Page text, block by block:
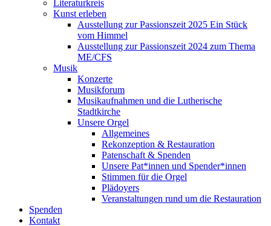
Literaturkreis
Kunst erleben
Ausstellung zur Passionszeit 2025 Ein Stück
vom Himmel
Ausstellung zur Passionszeit 2024 zum Thema
ME/CFS
Musik
Konzerte
Musikforum
Musikaufnahmen und die Lutherische
Stadtkirche
Unsere Orgel
Allgemeines
Rekonzeption & Restauration
Patenschaft & Spenden
Unsere Pat*innen und Spender*innen
Stimmen für die Orgel
Plädoyers
Veranstaltungen rund um die Restauration
Spenden
Kontakt